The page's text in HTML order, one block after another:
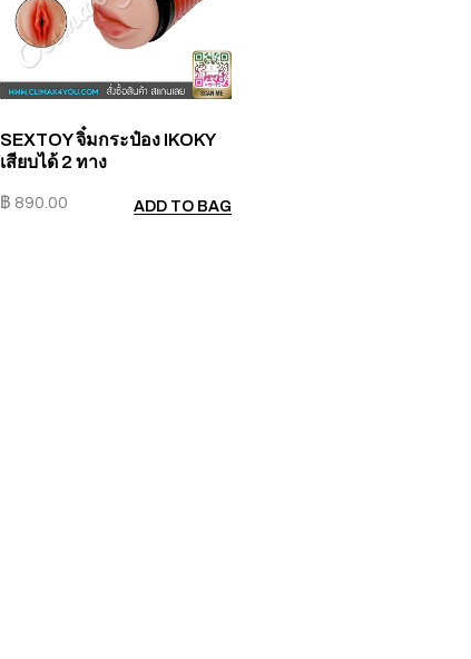
SEXTOY จิ๋มกระป๋อง IKOKY
เสียบได้ 2 ทาง
฿ 890.00 ADD TO BAG